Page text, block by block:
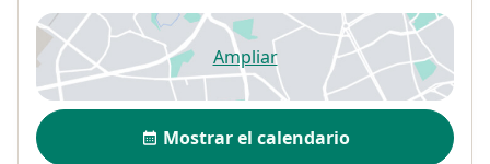
Ampliarse abre en una nueva
Disponibilidad
Mostrar el calendario